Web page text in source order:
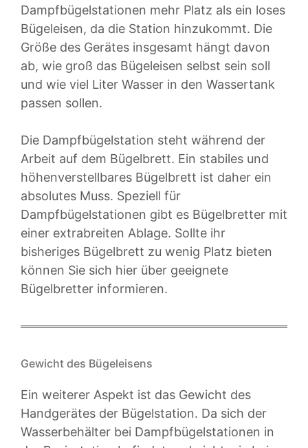
Dampfbügelstationen mehr Platz als ein loses
Bügeleisen, da die Station hinzukommt. Die
Größe des Gerätes insgesamt hängt davon
ab, wie groß das Bügeleisen selbst sein soll
und wie viel Liter Wasser in den Wassertank
passen sollen.
Die Dampfbügelstation steht während der
Arbeit auf dem Bügelbrett. Ein stabiles und
höhenverstellbares Bügelbrett ist daher ein
absolutes Muss. Speziell für
Dampfbügelstationen gibt es Bügelbretter mit
einer extrabreiten Ablage. Sollte ihr
bisheriges Bügelbrett zu wenig Platz bieten
können Sie sich hier über geeignete
Bügelbretter informieren.
Gewicht des Bügeleisens
Ein weiterer Aspekt ist das Gewicht des
Handgerätes der Bügelstation. Da sich der
Wasserbehälter bei Dampfbügelstationen in